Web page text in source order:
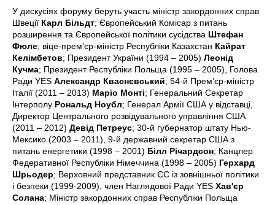
У дискусіях форуму беруть участь міністр закордонних справ
Швеції Карл Більдт; Європейський Комісар з питань
розширення та Європейської політики сусідства Штефан
Фюле; віце-прем’єр-міністр Республіки Казахстан Кайрат
Келімбетов; Президент України (1994 – 2005) Леонід
Кучма; Президент Республіки Польща (1995 – 2005), Голова
Ради YES Александр Кваснєвський; 54-й Прем’єр-міністр
Італії (2011 – 2013) Маріо Монті; Генеральний Секретар
Інтерполу Рональд Ноубл; Генерал Армії США у відставці,
Директор Центрального розвідувального управління США
(2011 – 2012) Девід Петреус; 30-й губернатор штату Нью-
Мексико (2003 – 2011), 9-й державний секретар США з
питань енергетики (1998 – 2001) Білл Річардсон; Канцлер
Федеративної Республіки Німеччина (1998 – 2005) Герхард
Шрьодер; Верховний представник ЄС із зовнішньої політики
і безпеки (1999-2009), член Наглядової Ради YES Хав'єр
Солана; Міністр закордонних справ Республіки Польща